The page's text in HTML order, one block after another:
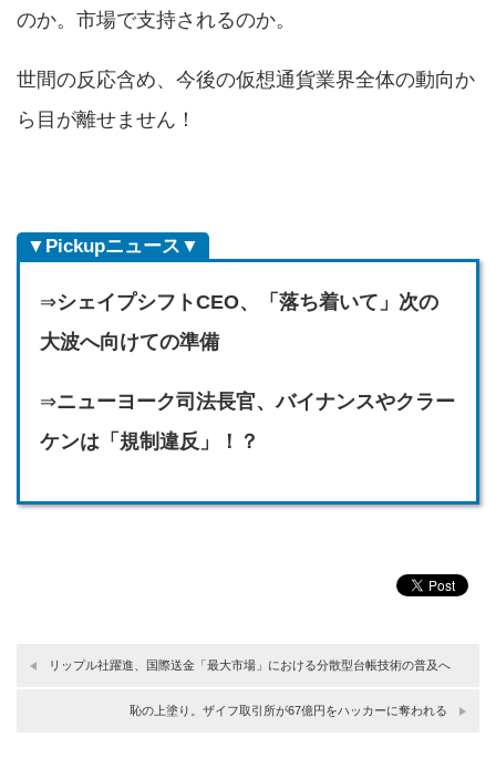
のか。市場で支持されるのか。
世間の反応含め、今後の仮想通貨業界全体の動向か
ら目が離せません！
▼Pickupニュース▼
⇒シェイプシフトCEO、「落ち着いて」次の
大波へ向けての準備
⇒ニューヨーク司法長官、バイナンスやクラー
ケンは「規制違反」！？
リップル社躍進、国際送金「最大市場」における分散型台帳技術の普及へ
恥の上塗り。ザイフ取引所が67億円をハッカーに奪われる